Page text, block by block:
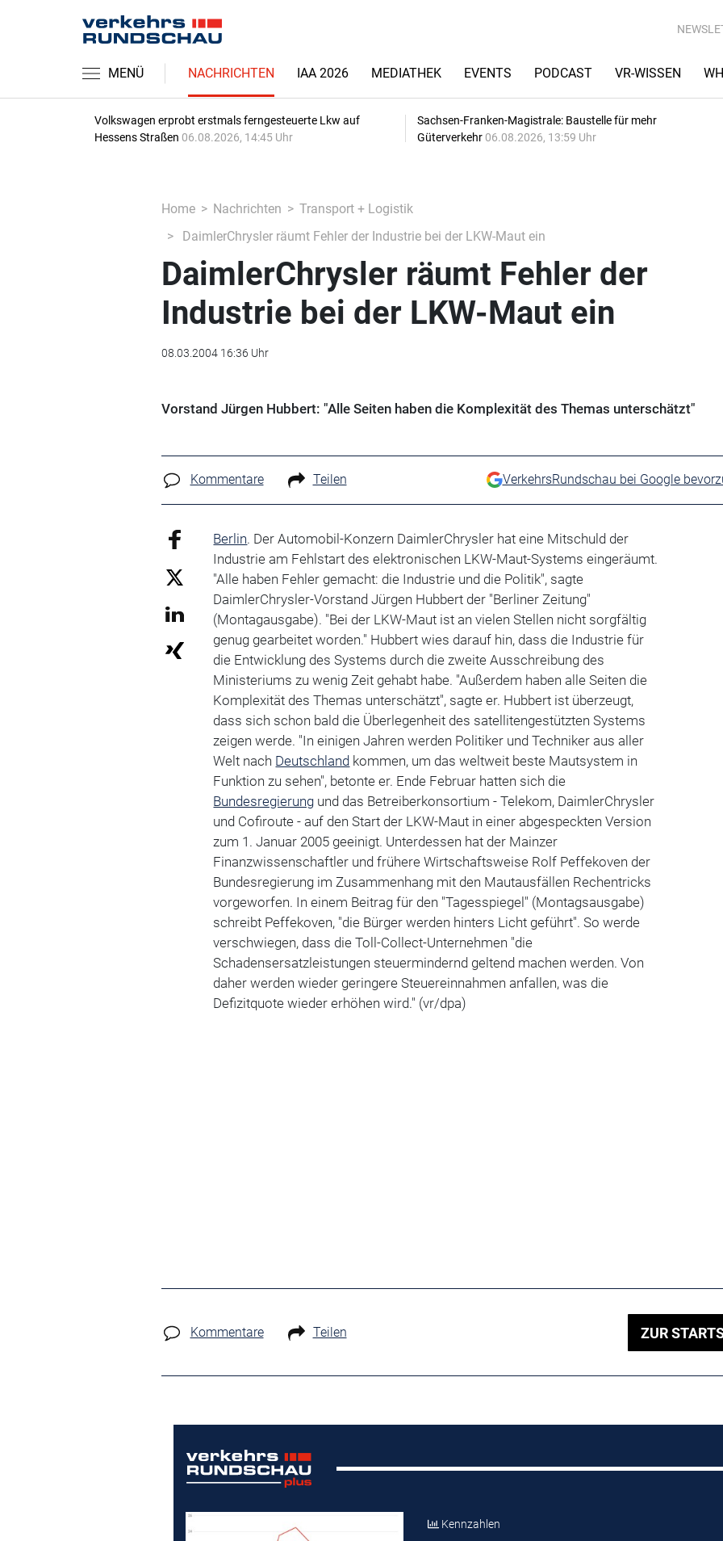
MENÜ NACHRICHTEN IAA 2026 MEDIATHEK EVENTS PODCAST VR-WISSEN
Volkswagen erprobt erstmals ferngesteuerte Lkw auf
Hessens Straßen 06.08.2026, 14:45 Uhr
Sachsen-Franken-Magistrale: Baustelle für mehr
Güterverkehr 06.08.2026, 13:59 Uhr
Home Nachrichten
Transport + Logistik
DaimlerChrysler räumt Fehler der Industrie bei der LKW-Maut ein
DaimlerChrysler räumt Fehler der
Industrie bei der LKW-Maut ein
08.03.2004 16:36 Uhr
Vorstand Jürgen Hubbert: "Alle Seiten haben die Komplexität des Themas unterschätzt"
Kommentare Teilen VerkehrsRundschau bei Google
Berlin. Der Automobil-Konzern DaimlerChrysler hat eine Mitschuld der
Industrie am Fehlstart des elektronischen LKW-Maut-Systems eingeräumt.
"Alle haben Fehler gemacht: die Industrie und die Politik", sagte
DaimlerChrysler-Vorstand Jürgen Hubbert der "Berliner Zeitung"
(Montagausgabe). "Bei der LKW-Maut ist an vielen Stellen nicht sorgfältig
genug gearbeitet worden." Hubbert wies darauf hin, dass die Industrie für
die Entwicklung des Systems durch die zweite Ausschreibung des
Ministeriums zu wenig Zeit gehabt habe. "Außerdem haben alle Seiten die
Komplexität des Themas unterschätzt", sagte er. Hubbert ist überzeugt,
dass sich schon bald die Überlegenheit des satellitengestützten Systems
zeigen werde. "In einigen Jahren werden Politiker und Techniker aus aller
Welt nach Deutschland kommen, um das weltweit beste Mautsystem in
Funktion zu sehen", betonte er. Ende Februar hatten sich die
Bundesregierung und das Betreiberkonsortium - Telekom, DaimlerChrysler
und Cofiroute - auf den Start der LKW-Maut in einer abgespeckten Version
zum 1. Januar 2005 geeinigt. Unterdessen hat der Mainzer
Finanzwissenschaftler und frühere Wirtschaftsweise Rolf Peffekoven der
Bundesregierung im Zusammenhang mit den Mautausfällen Rechentricks
vorgeworfen. In einem Beitrag für den "Tagesspiegel" (Montagsausgabe)
schreibt Peffekoven, "die Bürger werden hinters Licht geführt". So werde
verschwiegen, dass die Toll-Collect-Unternehmen "die
Schadensersatzleistungen steuermindernd geltend machen werden. Von
daher werden wieder geringere Steuereinnahmen anfallen, was die
Defizitquote wieder erhöhen wird." (vr/dpa)
Kommentare Teilen ZUR
Kennzahlen